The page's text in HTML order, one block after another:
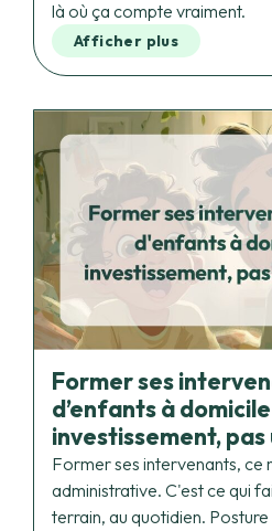
Former ses
investissement, pas
Former ses intervenants, ce
administrative. C'est ce qui
terrain, au quotidien.
situations sensibles,
familles... La formation